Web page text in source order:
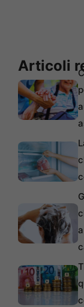
Articoli